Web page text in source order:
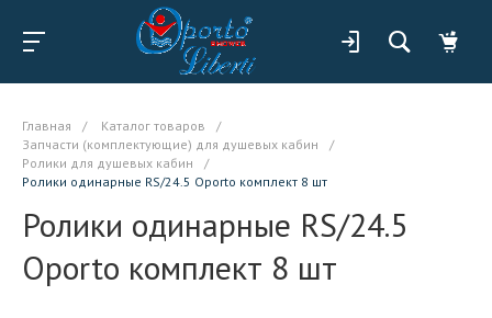
Главная / Каталог товаров
/
Запчасти (комплектующие) для душевых кабин
/
Ролики для душевых кабин
/
Ролики одинарные RS/24.5 Oporto комплект 8 шт
Ролики одинарные RS/24.5
Oporto комплект 8 шт